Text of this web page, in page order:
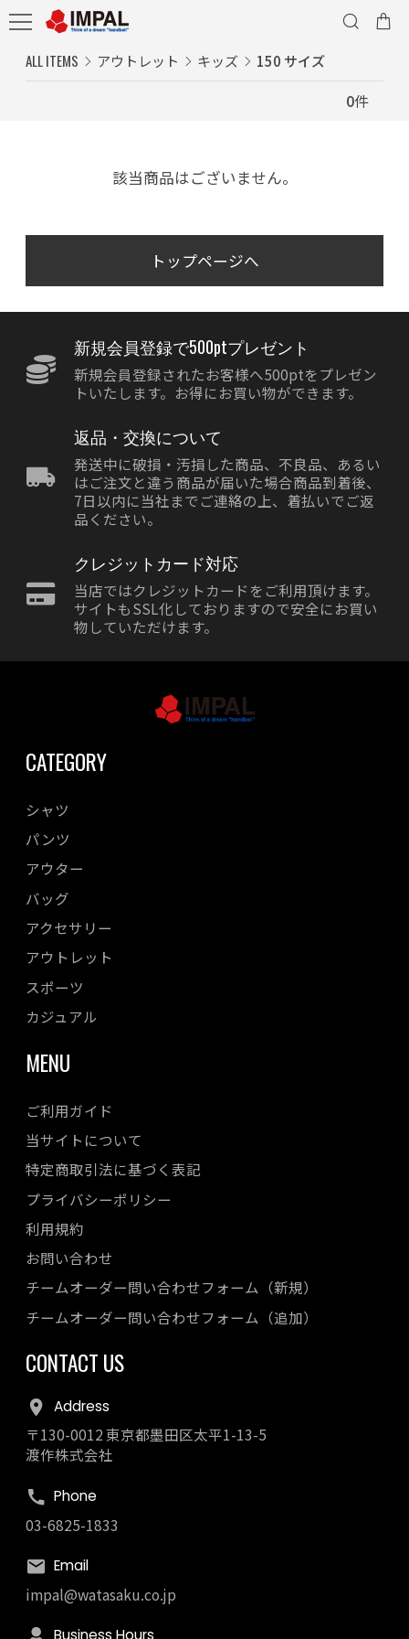
ALL ITEMS アウトレット キッズ 150 サイズ
0件
該当商品はございません。
トップページへ
新規会員登録で500ptプレゼント
新規会員登録されたお客様へ500ptをプレゼン
トいたします。お得にお買い物ができます。
返品・交換について
発送中に破損・汚損した商品、不良品、あるい
はご注文と違う商品が届いた場合商品到着後、
7日以内に当社までご連絡の上、着払いでご返
品ください。
クレジットカード対応
当店ではクレジットカードをご利用頂けます。
サイトもSSL化しておりますので安全にお買い
物していただけます。
CATEGORY
シャツ
パンツ
アウター
バッグ
アクセサリー
アウトレット
スポーツ
カジュアル
MENU
ご利用ガイド
当サイトについて
特定商取引法に基づく表記
プライバシーポリシー
利用規約
お問い合わせ
チームオーダー問い合わせフォーム（新規）
チームオーダー問い合わせフォーム（追加）
CONTACT US
Address
〒130-0012 東京都墨田区太平1-13-5
渡作株式会社
Phone
03-6825-1833
Email
impal@watasaku.co.jp
Business Hours